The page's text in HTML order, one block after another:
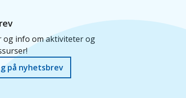
og info om aktiviteter og
på nyhetsbrev